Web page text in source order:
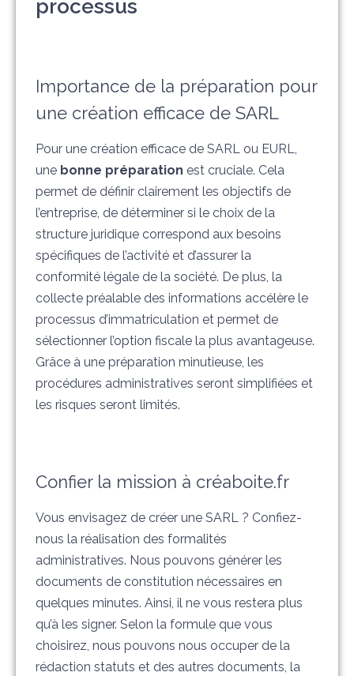
processus
Importance de la préparation pour
une création efficace de SARL
Pour une création efficace de SARL ou EURL,
une bonne préparation est cruciale. Cela
permet de définir clairement les objectifs de
l’entreprise, de déterminer si le choix de la
structure juridique correspond aux besoins
spécifiques de l’activité et d’assurer la
conformité légale de la société. De plus, la
collecte préalable des informations accélère le
processus d’immatriculation et permet de
sélectionner l’option fiscale la plus avantageuse.
Grâce à une préparation minutieuse, les
procédures administratives seront simplifiées et
les risques seront limités.
Confier la mission à créaboite.fr
Vous envisagez de créer une SARL ? Confiez-
nous la réalisation des formalités
administratives. Nous pouvons générer les
documents de constitution nécessaires en
quelques minutes. Ainsi, il ne vous restera plus
qu’à les signer. Selon la formule que vous
choisirez, nous pouvons nous occuper de la
rédaction statuts et des autres documents, la